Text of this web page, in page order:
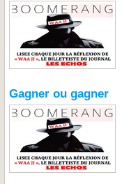
Gagner ou gagner